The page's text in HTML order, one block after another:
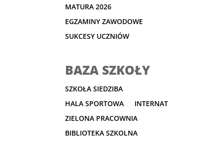
MATURA 2026
EGZAMINY ZAWODOWE
SUKCESY UCZNIÓW
BAZA SZKOŁY
SZKOŁA SIEDZIBA
HALA SPORTOWA
INTERNAT
ZIELONA PRACOWNIA
BIBLIOTEKA SZKOLNA